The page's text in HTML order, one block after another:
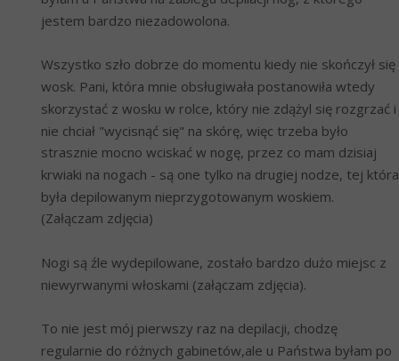
jestem bardzo niezadowolona.
Wszystko szło dobrze do momentu kiedy nie skończył się
wosk. Pani, która mnie obsługiwała postanowiła wtedy
skorzystać z wosku w rolce, który nie zdążyl się rozgrzać i
nie chciał "wycisnąć się" na skórę, więc trzeba było
strasznie mocno wciskać w nogę, przez co mam dzisiaj
krwiaki na nogach - są one tylko na drugiej nodze, tej która
była depilowanym nieprzygotowanym woskiem.
(Załączam zdjęcia)
Nogi są źle wydepilowane, zostało bardzo dużo miejsc z
niewyrwanymi włoskami (załączam zdjęcia).
To nie jest mój pierwszy raz na depilacji, chodzę
regularnie do różnych gabinetów,ale u Państwa byłam po